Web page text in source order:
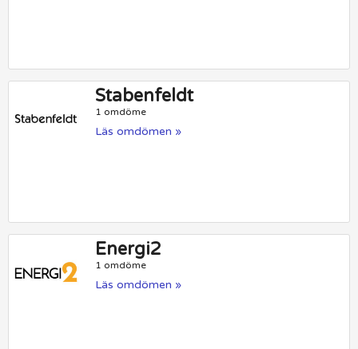
Stabenfeldt
1 omdöme
Läs omdömen »
Energi2
1 omdöme
Läs omdömen »